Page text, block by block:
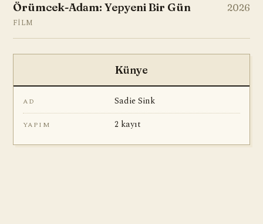
Örümcek-Adam: Yepyeni Bir Gün 2026
FILM
Künye
AD Sadie Sink
YAPIM 2 kayıt